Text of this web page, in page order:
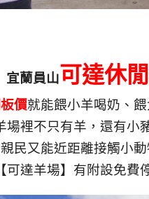
宜蘭員山可達休
價就能餵小羊喝奶、
場裡不只有羊，還有小
民又能近距離接觸小
【可達羊場】有附設免費